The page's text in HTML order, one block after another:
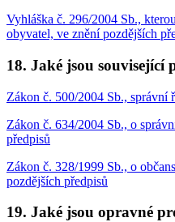
Vyhláška č. 296/2004 Sb.,
obyvatel, ve znění pozdějších
18. Jaké jsou související
Zákon č. 500/2004 Sb., správní
Zákon č. 634/2004 Sb., o
předpisů
Zákon č. 328/1999 Sb., o
pozdějších předpisů
19. Jaké jsou opravné